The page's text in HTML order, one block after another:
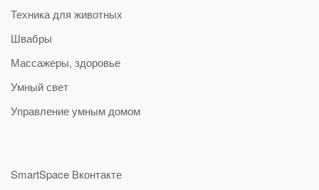
Техника для животных
Швабры
Массажеры, здоровье
Умный свет
Управление умным домом
SmartSpace Вконтакте